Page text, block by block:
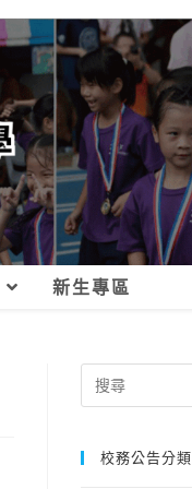
新生專區
Search
for:
校務公告分類